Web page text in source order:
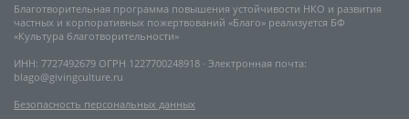
Благотворительная программа повышения устойчивости НКО и развития
частных и корпоративных пожертвований «Благо» реализуется БФ
«Культура благотворительности»
ИНН: 7727492679 ОГРН 1227700248918 ∙ Электронная почта:
blago@givingculture.ru
Безопасность персональных данных